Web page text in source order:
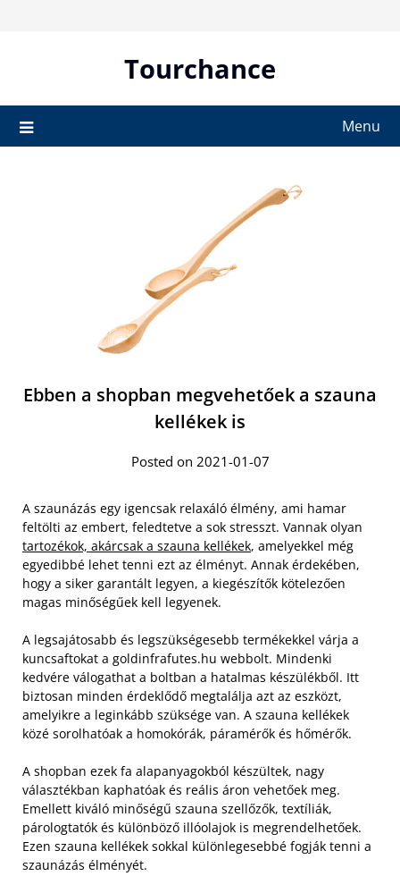
Tourchance
Menu
Ebben a shopban megvehetőek a szauna
kellékek is
Posted on 2021-01-07
A szaunázás egy igencsak relaxáló élmény, ami hamar
feltölti az embert, feledtetve a sok stresszt. Vannak olyan
tartozékok, akárcsak a szauna kellékek, amelyekkel még
egyedibbé lehet tenni ezt az élményt. Annak érdekében,
hogy a siker garantált legyen, a kiegészítők kötelezően
magas minőségűek kell legyenek.
A legsajátosabb és legszükségesebb termékekkel várja a
kuncsaftokat a goldinfrafutes.hu webbolt. Mindenki
kedvére válogathat a boltban a hatalmas készülékből. Itt
biztosan minden érdeklődő megtalálja azt az eszközt,
amelyikre a leginkább szüksége van. A szauna kellékek
közé sorolhatóak a homokórák, páramérők és hőmérők.
A shopban ezek fa alapanyagokból készültek, nagy
választékban kaphatóak és reális áron vehetőek meg.
Emellett kiváló minőségű szauna szellőzők, textíliák,
párologtatók és különböző illóolajok is megrendelhetőek.
Ezen szauna kellékek sokkal különlegesebbé fogják tenni a
szaunázás élményét.